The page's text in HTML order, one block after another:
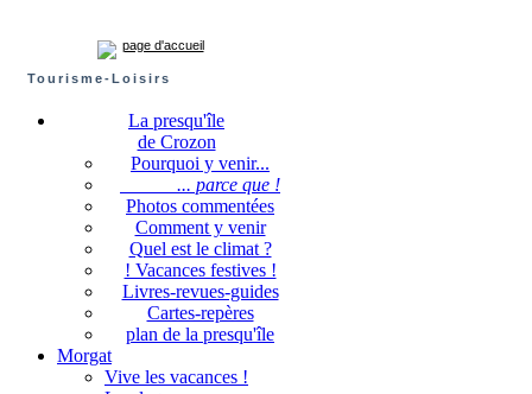
page d'accueil
Tourisme-Loisirs
La presqu'île
de Crozon
Pourquoi y venir...
... parce que !
Photos commentées
Comment y venir
Quel est le climat ?
! Vacances festives !
Livres-revues-guides
Cartes-repères
plan de la presqu'île
Morgat
Vive les vacances !